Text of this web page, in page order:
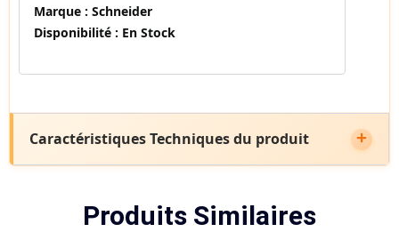
Marque : Schneider
Disponibilité : En Stock
Caractéristiques Techniques du produit
Produits Similaires